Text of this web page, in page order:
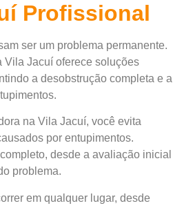
Profissional
ser um problema permanente.
Vila Jacuí oferece soluções
a desobstrução completa e a
na Vila Jacuí, você evita
por entupimentos.
desde a avaliação inicial
problema.
em qualquer lugar, desde